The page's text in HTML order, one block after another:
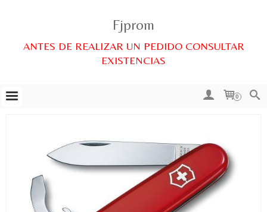
Fjprom
ANTES DE REALIZAR UN PEDIDO CONSULTAR
EXISTENCIAS
0